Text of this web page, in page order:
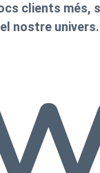
clients més,
nostre univers.